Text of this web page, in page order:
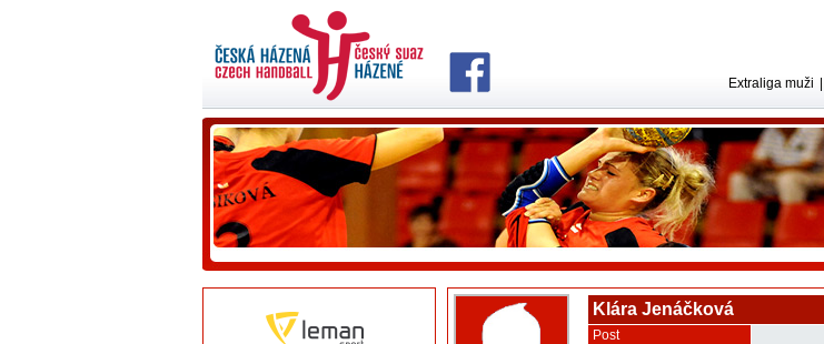
Extraliga muži
Klára Jenáčková
Post